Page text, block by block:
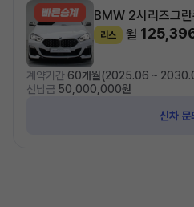
BMW 2시리즈그
리스 월
계약기간 60개월(2025.06 ~
선납금 50,000,000원
신차 문